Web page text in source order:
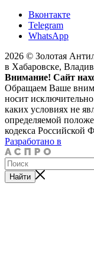
Вконтакте
Telegram
WhatsApp
2026 © Золотая
в Хабаровске,
Внимание! Сайт
Обращаем Ваше
носит
каких условиях не
определяемой
кодекса Российской
Разработано в
Найти